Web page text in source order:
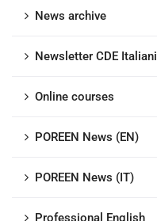
News archive
Newsletter CDE Italiani
Online courses
POREEN News (EN)
POREEN News (IT)
Professional English